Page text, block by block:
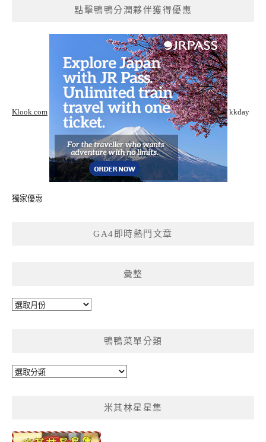
點擊鴨鴨分潤夥伴獲得優惠
Klook.com kkday
獨家優惠
GA4即時熱門文章
彙整
彙
鴨鴨菜單分類
鴨
類
米其林星星集